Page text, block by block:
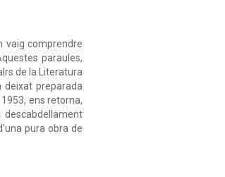
vaig comprendre
paraules,
de la Literatura
deixat preparada
ens retorna,
pura obra de